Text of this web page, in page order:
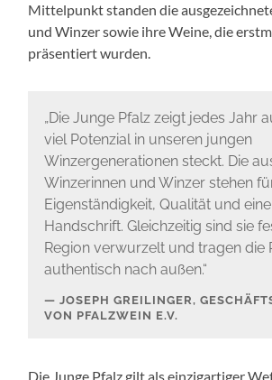
Mittelpunkt standen die
und Winzer sowie ihre Weine, die
präsentiert wurden.
„Die Junge Pfalz zeigt jedes Jahr
viel Potenzial in unseren jungen
Winzergenerationen steckt. Die
Winzerinnen und Winzer stehen
Eigenständigkeit, Qualität und
Handschrift. Gleichzeitig sind sie
Region verwurzelt und tragen die
authentisch nach außen.“
JOSEPH GREILINGER,
VON PFALZWEIN E.V.
Die Junge Pfalz gilt als einzigartiger